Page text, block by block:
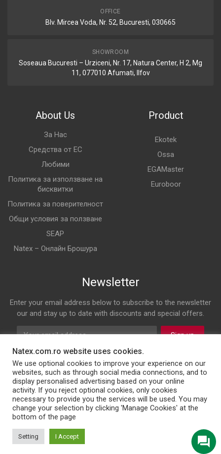
OFFICE
Blv. Mircea Voda, Nr. 52, Bucuresti, 030665
SHOWROOM
Soseaua Bucuresti – Urziceni, Nr. 17, Natura Center, H 2, Mg
11, 077010 Afumati, Ilfov
About Us
За Нас
Средства от ЕС
Любими
Политика за използване на
бисквитки
Политика за поверителност
Общи условия за ползване
SEAP
Natex – Онлайн Брошура
Product
Ekotek
Ossa
EGAMaster
Euroboor
Newsletter
Enter your email address below to subscribe to the newsletter
our and stay up to date with discounts and special offers.
Sign up
Follow us on
FacebookTwitterInstagramLinkedIn
© 2026 NATEX INT SRL
Natex.com.ro website uses cookies.
We use optional cookies to improve your experience on our
websites, such as through social media connections, and to
display personalised advertising based on your online
activity. If you reject optional cookies, only cookies
necessary to provide you the services will be used. You may
change your selection by clicking 'Manage Cookies' at the
bottom of the page
Setting I Accept